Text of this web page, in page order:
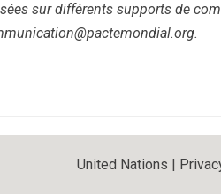
sur différents supports de
United Nations